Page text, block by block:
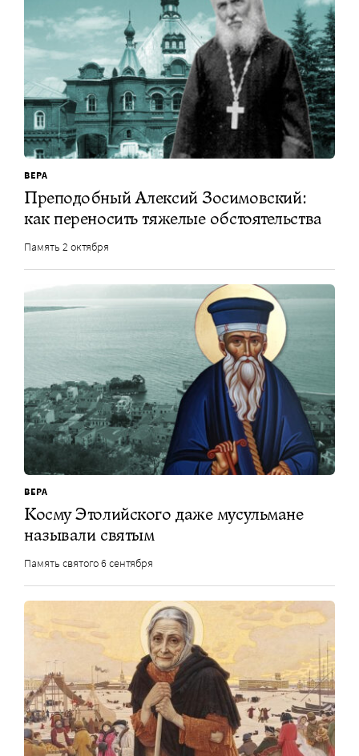
ВЕРА
Преподобный Алексий Зосимовский:
как переносить тяжелые обстоятельства
Память 2 октября
ВЕРА
Косму Этолийского даже мусульмане
называли святым
Память святого 6 сентября